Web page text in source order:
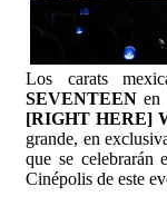
Los carats
SEVENTEEN en
[RIGHT HERE]
grande, en
que se
Cinépolis de este